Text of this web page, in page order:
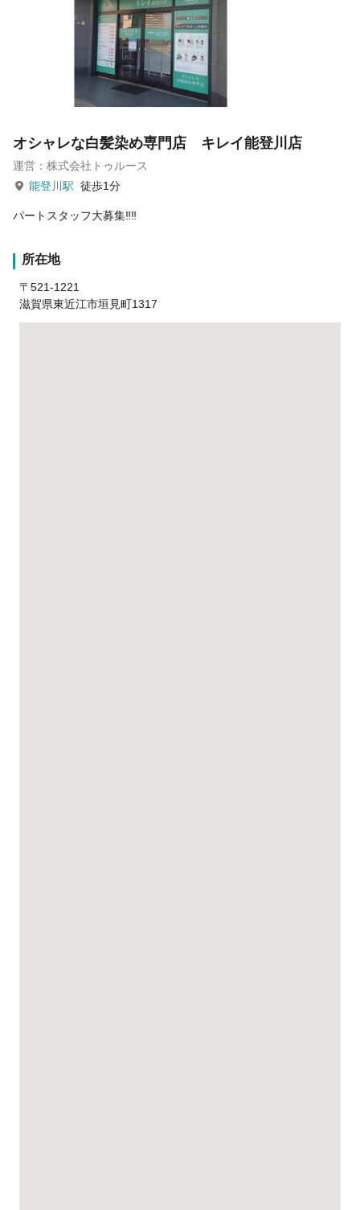
オシャレな白髪染め専門店 キレイ能登川店
運営：株式会社トゥルース
能登川駅 徒歩1分
パートスタッフ大募集‼‼
所在地
〒521-1221
滋賀県東近江市垣見町1317